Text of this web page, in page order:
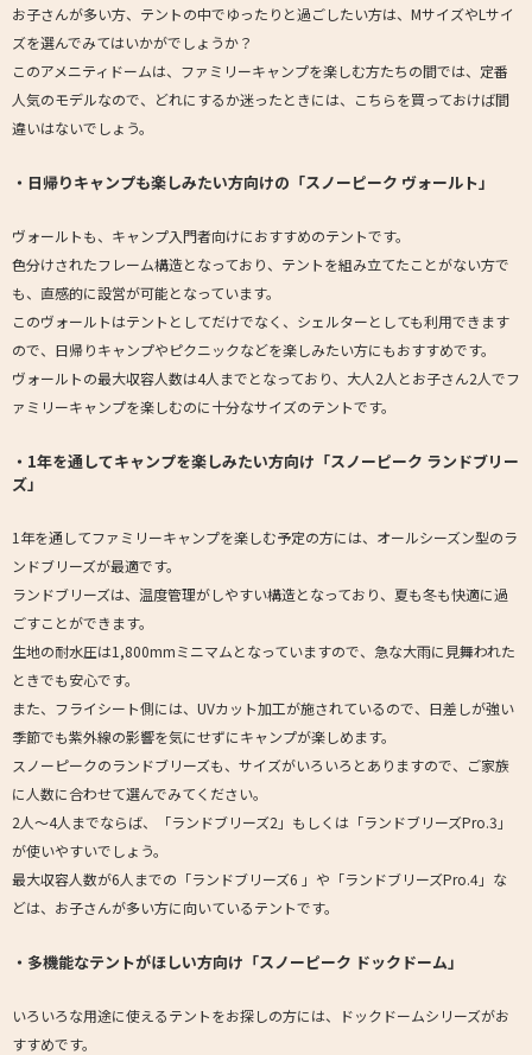
お子さんが多い方、テントの中でゆったりと過ごしたい方は、MサイズやLサイ
ズを選んでみてはいかがでしょうか？
このアメニティドームは、ファミリーキャンプを楽しむ方たちの間では、定番
人気のモデルなので、どれにするか迷ったときには、こちらを買っておけば間
違いはないでしょう。
・日帰りキャンプも楽しみたい方向けの「スノーピーク ヴォールト」
ヴォールトも、キャンプ入門者向けにおすすめのテントです。
色分けされたフレーム構造となっており、テントを組み立てたことがない方で
も、直感的に設営が可能となっています。
このヴォールトはテントとしてだけでなく、シェルターとしても利用できます
ので、日帰りキャンプやピクニックなどを楽しみたい方にもおすすめです。
ヴォールトの最大収容人数は4人までとなっており、大人2人とお子さん2人でフ
ァミリーキャンプを楽しむのに十分なサイズのテントです。
・1年を通してキャンプを楽しみたい方向け「スノーピーク ランドブリー
ズ」
1年を通してファミリーキャンプを楽しむ予定の方には、オールシーズン型のラ
ンドブリーズが最適です。
ランドブリーズは、温度管理がしやすい構造となっており、夏も冬も快適に過
ごすことができます。
生地の耐水圧は1,800mmミニマムとなっていますので、急な大雨に見舞われた
ときでも安心です。
また、フライシート側には、UVカット加工が施されているので、日差しが強い
季節でも紫外線の影響を気にせずにキャンプが楽しめます。
スノーピークのランドブリーズも、サイズがいろいろとありますので、ご家族
に人数に合わせて選んでみてください。
2人～4人までならば、「ランドブリーズ2」もしくは「ランドブリーズPro.3」
が使いやすいでしょう。
最大収容人数が6人までの「ランドブリーズ6 」や「ランドブリーズPro.4」な
どは、お子さんが多い方に向いているテントです。
・多機能なテントがほしい方向け「スノーピーク ドックドーム」
いろいろな用途に使えるテントをお探しの方には、ドックドームシリーズがお
すすめです。